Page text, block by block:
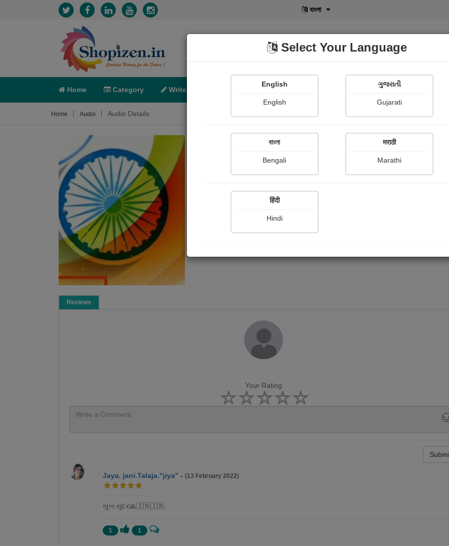
বাংলা
Home Category Write POD Shopi Gallery
Home Audio Audio Details
એ મેરે પ્યારે વતન..
Jagruti Zankhna meera
Reviews
Your Rating
Jaya. jani.Talaja."jiya" -(13 February 2022)
ખુબ સુંદર🙏🇮🇳🇮🇳
1 1
Select Your Language
English
English
ગુજરાતી
Gujarati
বাংলা
Bengali
मराठी
Marathi
हिंदी
Hindi